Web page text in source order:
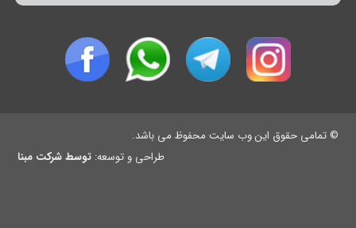
خیاطی میثم بصورت تخصصی و توسط کارشناسان با تجربه این
فروشگاه انجام میشود.
© تمامی حقوق این وب سایت محفوظ می باشد.
طراحی و توسعه: توسط شرکت مبنا